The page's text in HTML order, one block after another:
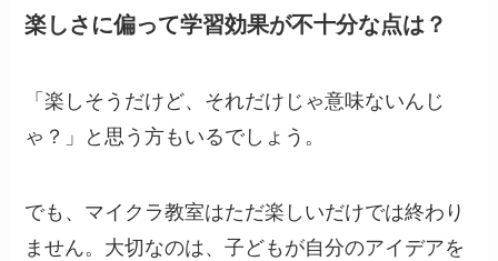
楽しさに偏って学習効果が不十分な点は？
「楽しそうだけど、それだけじゃ意味ないんじ
ゃ？」と思う方もいるでしょう。
でも、マイクラ教室はただ楽しいだけでは終わり
ません。大切なのは、子どもが自分のアイデアを